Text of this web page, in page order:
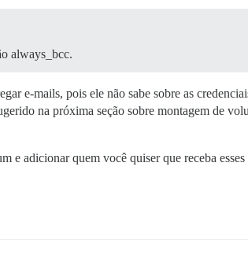
always_bcc.
e-mails, pois ele não sabe sobre as
na próxima seção sobre montagem de
e adicionar quem você quiser que receba esses